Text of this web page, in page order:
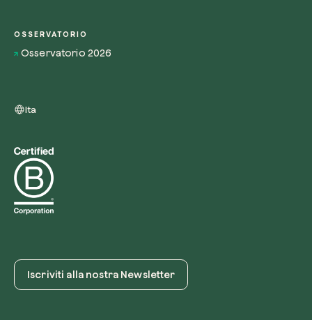
OSSERVATORIO
Osservatorio 2026
Ita
Iscriviti alla nostra Newsletter